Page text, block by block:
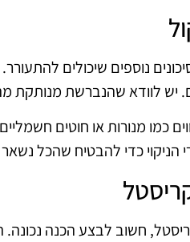
נוספים שיכולים
יש לוודא שהנברשת מנותקת
כמו מנורות או חוטים
כדי להבטיח שהכל
חשוב לבצע הכנה